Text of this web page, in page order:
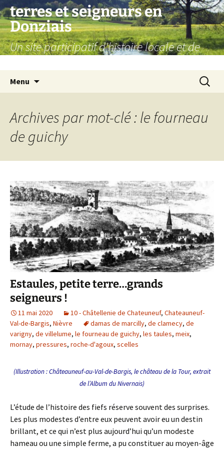
Aller
au
contenu
terres et seigneurs en
Donziais
Un site participatif d'histoire locale et de
Menu
Archives par mot-clé : le fourneau
de guichy
Estaules, petite terre…grands
seigneurs !
11 mai 2020 10 - Châtellenie de Chateuneuf, Chateauneuf-
Val-de-Bargis, Nièvre damas de marcilly, de clamecy, de
varigny, de villelume, le fourneau de guichy, les taules, meix,
mornay, pressures, roche-d'agoux, scelles
(Illustration : Châteauneuf-au-Val-de-Bargis, le château de la Tour, extrait
de l’Album du Nivernais)
L’étude de l’histoire des fiefs réserve souvent des surprises.
Les plus modestes d’entre eux peuvent avoir eu un destin
brillant, et ce qui n’est plus aujourd’hui qu’un modeste
hameau ou une simple ferme, a pu constituer au moyen-âge